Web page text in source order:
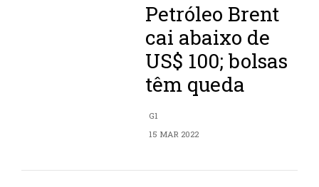
Petróleo Brent
cai abaixo de
US$ 100; bolsas
têm queda
G1
15 MAR 2022